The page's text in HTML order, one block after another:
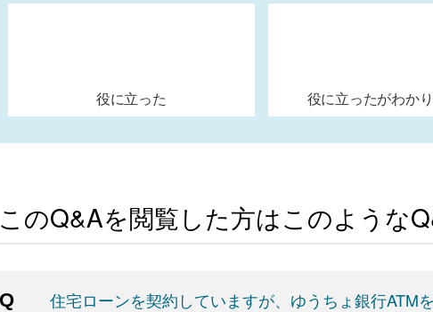
役に立った 役に立ったがわか
このQ&Aを閲覧した方はこのような
住宅ローンを契約していますが、ゆうちょ銀行ATM